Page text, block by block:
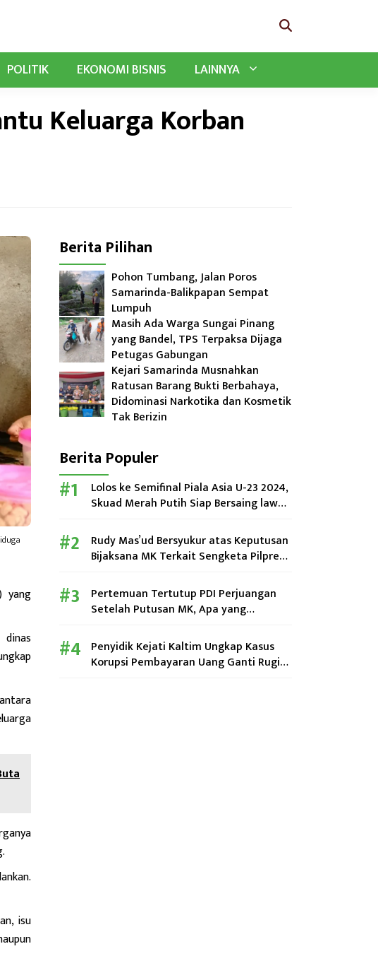
POLITIK EKONOMI BISNIS LAINNYA
Keluarga Korban
yang
isu
Berita Pilihan
Pohon Tumbang, Jalan Poros
Samarinda-Balikpapan Sempat
Lumpuh
Masih Ada Warga Sungai Pinang
yang Bandel, TPS Terpaksa Dijaga
Petugas Gabungan
Kejari Samarinda Musnahkan
Ratusan Barang Bukti Berbahaya,
Didominasi Narkotika dan Kosmetik
Tak Berizin
Berita Populer
Lolos ke Semifinal Piala Asia U-23 2024,
Skuad Merah Putih Siap Bersaing lawan
Rudy Mas’ud Bersyukur atas Keputusan
Bijaksana MK Terkait Sengketa Pilpres
Pertemuan Tertutup PDI Perjuangan
Setelah Putusan MK, Apa yang
Penyidik Kejati Kaltim Ungkap Kasus
Korupsi Pembayaran Uang Ganti Rugi